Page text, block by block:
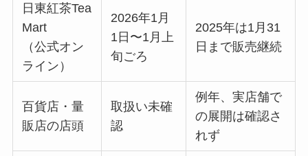
日東紅茶Tea
Mart
（公式オン
ライン）
2026年1月
1日〜1月上
旬ごろ
2025年は1月31
日まで販売継続
百貨店・量
販店の店頭
取扱い未確
認
例年、実店舗で
の展開は確認さ
れず